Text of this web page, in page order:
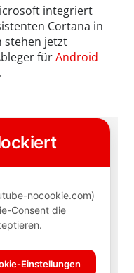
integriert
Cortana in
stehen jetzt
fürAndroid